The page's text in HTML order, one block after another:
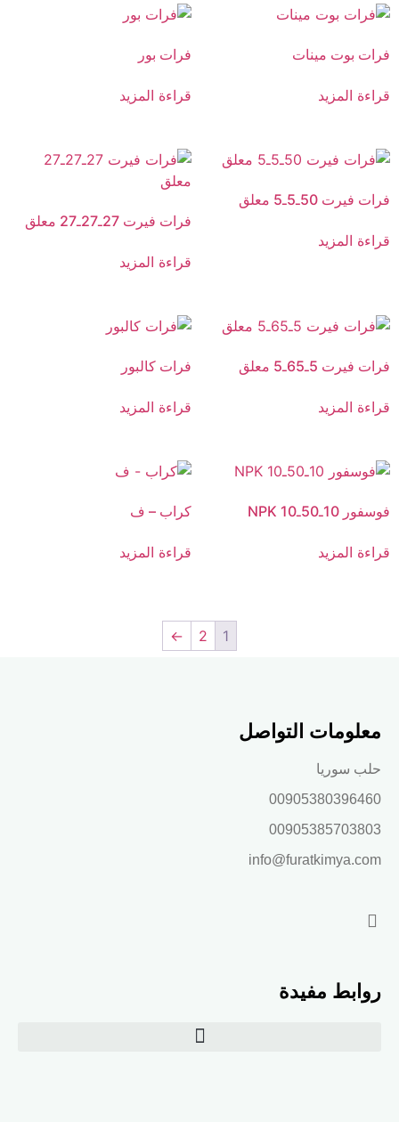
فرات بوت مينات
قراءة المزيد
فرات بور
قراءة المزيد
فرات فيرت 50ـ5ـ5 معلق
قراءة المزيد
فرات فيرت 27ـ27ـ27 معلق
قراءة المزيد
فرات فيرت 5ـ65ـ5 معلق
قراءة المزيد
فرات كالبور
قراءة المزيد
فوسفور 10ـ50ـ10 NPK
قراءة المزيد
كراب – ف
قراءة المزيد
1
2
←
معلومات التواصل
حلب سوريا
00905380396460
00905385703803
info@furatkimya.com
روابط مفيدة